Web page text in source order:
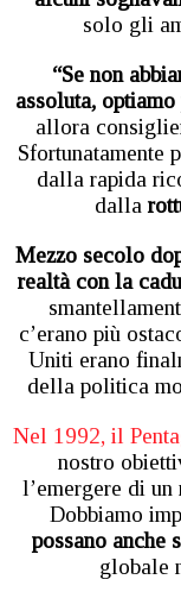
solo gli
“Se non
assoluta,
allora
Sfortunatamente
dalla rapida
dalla
Mezzo secolo
realtà con la
c’erano più
Uniti erano
della politica
Nel 1992, il
nostro
l’emergere di
Dobbiamo
possano anche
globale